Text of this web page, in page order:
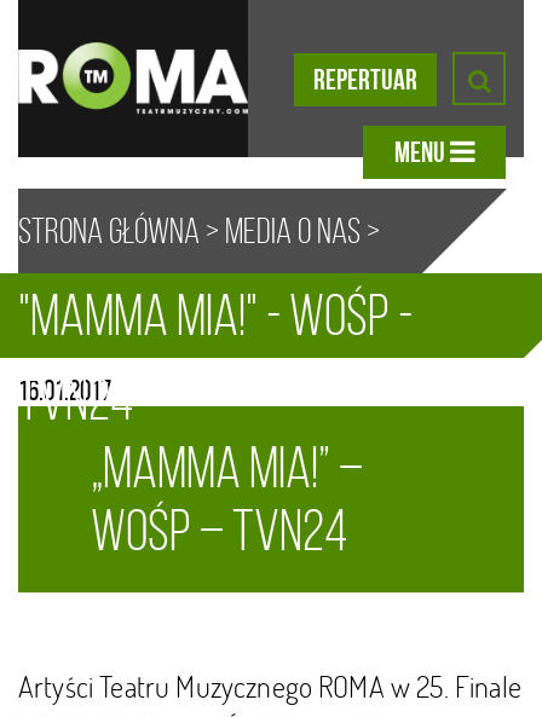
REPERTUAR
MENU
Strona główna > Media o nas >
„Mamma Mia!” – WOŚP – TVN24
"Mamma Mia!" - WOŚP -
TVN24
16.01.2017
„Mamma Mia!” –
WOŚP – TVN24
Artyści Teatru Muzycznego ROMA w 25. Finale